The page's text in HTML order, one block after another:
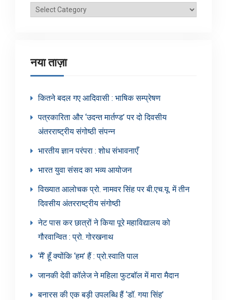
ब्लॉग
नया ताज़ा
कितने बदल गए आदिवासी : भाषिक सम्प्रेषण
पत्रकारिता और ‘उदन्त मार्तण्ड’ पर दो दिवसीय
अंतरराष्ट्रीय संगोष्ठी संपन्न
भारतीय ज्ञान परंपरा : शोध संभावनाएँ
भारत युवा संसद का भव्य आयोजन
विख्यात आलोचक प्रो. नामवर सिंह पर बी.एच.यू. में तीन
दिवसीय अंतरराष्ट्रीय संगोष्ठी
नेट पास कर छात्रों ने किया पूरे महाविद्यालय को
गौरवान्वित : प्रो. गोरखनाथ
‘मैं’ हूँ क्योंकि ‘हम’ हैं : प्रो.स्वाति पाल
जानकी देवी कॉलेज ने महिला फुटबॉल में मारा मैदान
बनारस की एक बड़ी उपलब्धि हैं ‘डॉ. गया सिंह’